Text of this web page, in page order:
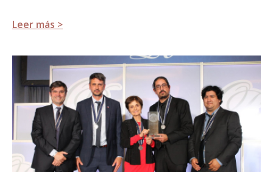
Leer más >